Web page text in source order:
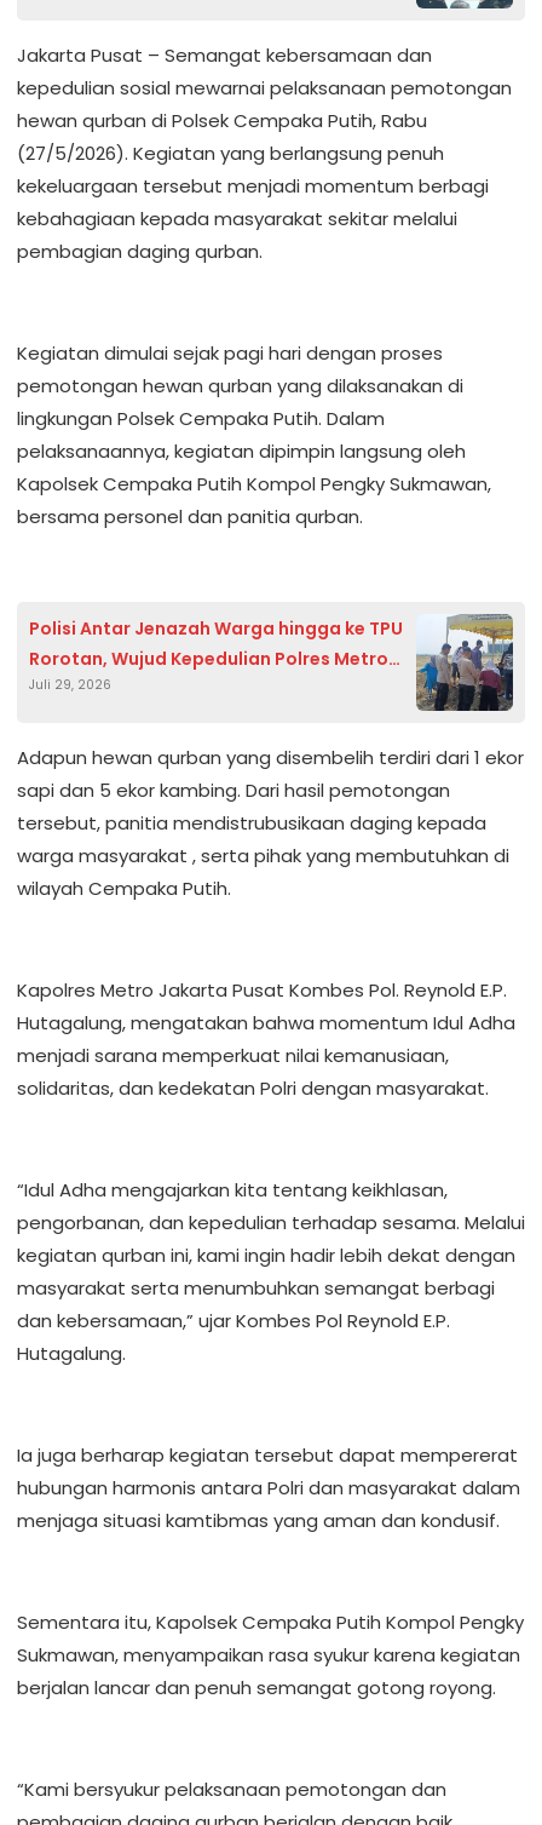
Jakarta Pusat – Semangat kebersamaan dan
kepedulian sosial mewarnai pelaksanaan pemotongan
hewan qurban di Polsek Cempaka Putih, Rabu
(27/5/2026). Kegiatan yang berlangsung penuh
kekeluargaan tersebut menjadi momentum berbagi
kebahagiaan kepada masyarakat sekitar melalui
pembagian daging qurban.
Kegiatan dimulai sejak pagi hari dengan proses
pemotongan hewan qurban yang dilaksanakan di
lingkungan Polsek Cempaka Putih. Dalam
pelaksanaannya, kegiatan dipimpin langsung oleh
Kapolsek Cempaka Putih Kompol Pengky Sukmawan,
bersama personel dan panitia qurban.
Polisi Antar Jenazah Warga hingga ke TPU
Rorotan, Wujud Kepedulian Polres Metro
Jakpus
Juli 29, 2026
Adapun hewan qurban yang disembelih terdiri dari 1 ekor
sapi dan 5 ekor kambing. Dari hasil pemotongan
tersebut, panitia mendistrubusikaan daging kepada
warga masyarakat , serta pihak yang membutuhkan di
wilayah Cempaka Putih.
Kapolres Metro Jakarta Pusat Kombes Pol. Reynold E.P.
Hutagalung, mengatakan bahwa momentum Idul Adha
menjadi sarana memperkuat nilai kemanusiaan,
solidaritas, dan kedekatan Polri dengan masyarakat.
“Idul Adha mengajarkan kita tentang keikhlasan,
pengorbanan, dan kepedulian terhadap sesama. Melalui
kegiatan qurban ini, kami ingin hadir lebih dekat dengan
masyarakat serta menumbuhkan semangat berbagi
dan kebersamaan,” ujar Kombes Pol Reynold E.P.
Hutagalung.
Ia juga berharap kegiatan tersebut dapat mempererat
hubungan harmonis antara Polri dan masyarakat dalam
menjaga situasi kamtibmas yang aman dan kondusif.
Sementara itu, Kapolsek Cempaka Putih Kompol Pengky
Sukmawan, menyampaikan rasa syukur karena kegiatan
berjalan lancar dan penuh semangat gotong royong.
“Kami bersyukur pelaksanaan pemotongan dan